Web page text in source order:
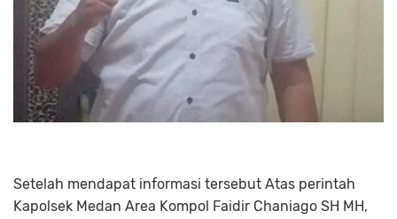
Setelah mendapat informasi tersebut Atas perintah
Kapolsek Medan Area Kompol Faidir Chaniago SH MH,